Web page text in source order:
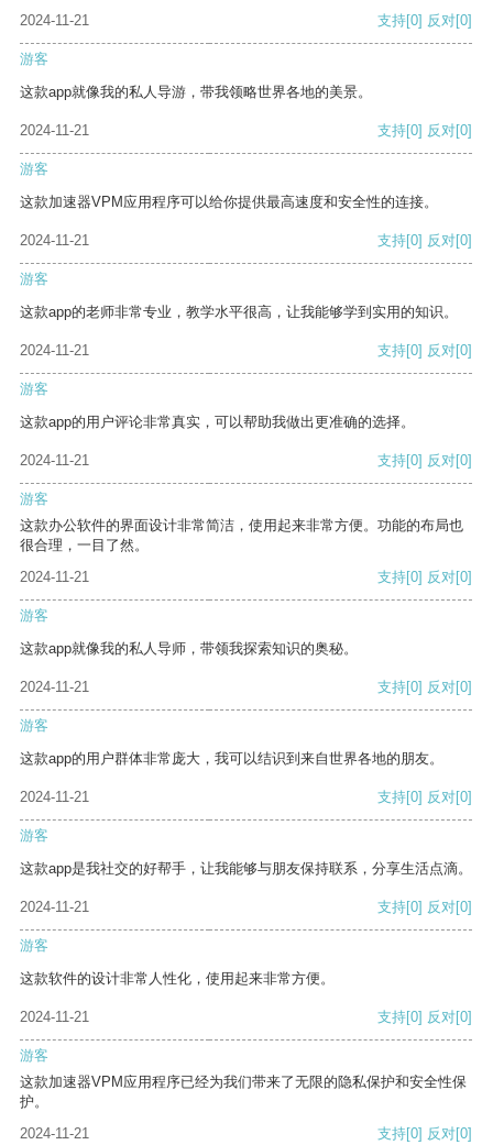
2024-11-21 支持[0] 反对[0]
游客
这款app就像我的私人导游，带我领略世界各地的美景。
2024-11-21 支持[0] 反对[0]
游客
这款加速器VPM应用程序可以给你提供最高速度和安全性的连接。
2024-11-21 支持[0] 反对[0]
游客
这款app的老师非常专业，教学水平很高，让我能够学到实用的知识。
2024-11-21 支持[0] 反对[0]
游客
这款app的用户评论非常真实，可以帮助我做出更准确的选择。
2024-11-21 支持[0] 反对[0]
游客
这款办公软件的界面设计非常简洁，使用起来非常方便。功能的布局也
很合理，一目了然。
2024-11-21
支持[0] 反对[0]
游客
这款app就像我的私人导师，带领我探索知识的奥秘。
2024-11-21 支持[0] 反对[0]
游客
这款app的用户群体非常庞大，我可以结识到来自世界各地的朋友。
2024-11-21 支持[0] 反对[0]
游客
这款app是我社交的好帮手，让我能够与朋友保持联系，分享生活点滴。
2024-11-21 支持[0] 反对[0]
游客
这款软件的设计非常人性化，使用起来非常方便。
2024-11-21 支持[0] 反对[0]
游客
这款加速器VPM应用程序已经为我们带来了无限的隐私保护和安全性保
护。
2024-11-21
支持[0] 反对[0]